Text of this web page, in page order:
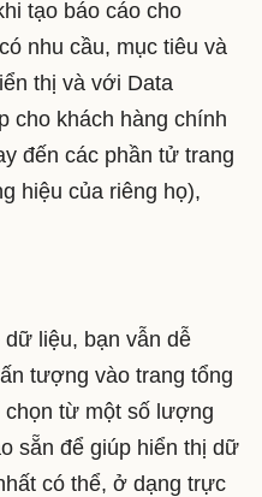
tạo báo cáo cho
nhu cầu, mục tiêu và
thị và với Data
cho khách hàng chính
đến các phần tử trang
hiệu của riêng họ),
liệu, bạn vẫn dễ
tượng vào trang tổng
chọn từ một số lượng
sẵn để giúp hiển thị dữ
có thể, ở dạng trực